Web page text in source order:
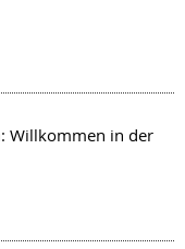
Willkommen in der